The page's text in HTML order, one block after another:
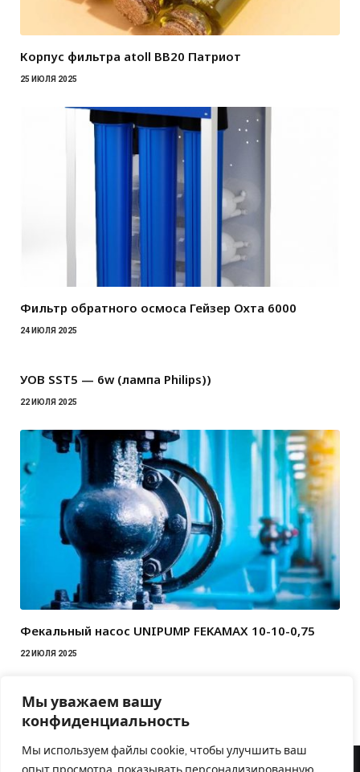
Мы уважаем вашу
конфиденциальность
Мы используем файлы cookie, чтобы улучшить ваш
Корпус фильтра atoll BB20 Патриот
25 ИЮЛЯ 2025
Фильтр обратного осмоса Гейзер Охта 6000
24 ИЮЛЯ 2025
УОВ SST5 — 6w (лампа Philips))
22 ИЮЛЯ 2025
Фекальный насос UNIPUMP FEKAMAX 10-10-0,75
22 ИЮЛЯ 2025